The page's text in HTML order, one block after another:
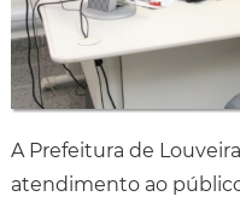
A Prefeitura de
atendimento ao